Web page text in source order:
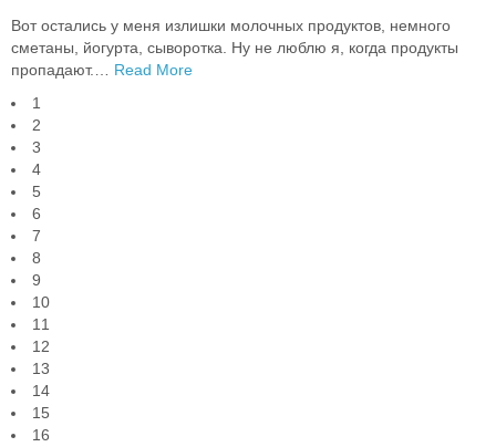
Вот остались у меня излишки молочных продуктов, немного
сметаны, йогурта, сыворотка. Ну не люблю я, когда продукты
пропадают.
Read More
1
2
3
4
5
6
7
8
9
10
11
12
13
14
15
16